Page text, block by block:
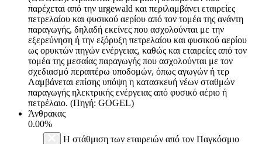
παρέχεται από την urgewald και περιλαμβάνει εταιρείες
πετρελαίου και φυσικού αερίου από τον τομέα της ανάντη
παραγωγής, δηλαδή εκείνες που ασχολούνται με την
εξερεύνηση ή την εξόρυξη πετρελαίου και φυσικού αερίου
ως ορυκτών πηγών ενέργειας, καθώς και εταιρείες από τον
τομέα της μεσαίας παραγωγής που ασχολούνται με τον
σχεδιασμό περαιτέρω υποδομών, όπως αγωγών ή τερ
Λαμβάνεται επίσης υπόψη η κατασκευή νέων σταθμών
παραγωγής ηλεκτρικής ενέργειας από φυσικό αέριο ή
πετρέλαιο. (Πηγή: GOGEL)
Άνθρακας
0.00%
Η στάθμιση των εταιρειών από τον Παγκόσμιο